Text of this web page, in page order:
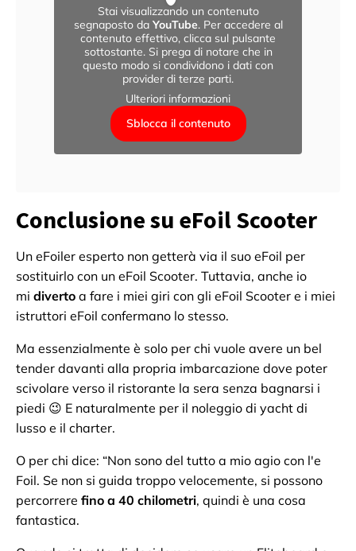
Stai visualizzando un contenuto
segnaposto da YouTube. Per accedere al
contenuto effettivo, clicca sul pulsante
sottostante. Si prega di notare che in
questo modo si condividono i dati con
provider di terze parti.
Ulteriori informazioni
Sblocca il contenuto
Conclusione su eFoil Scooter
Un eFoiler esperto non getterà via il suo eFoil per
sostituirlo con un eFoil Scooter. Tuttavia, anche io
mi diverto a fare i miei giri con gli eFoil Scooter e i miei
istruttori eFoil confermano lo stesso.
Ma essenzialmente è solo per chi vuole avere un bel
tender davanti alla propria imbarcazione dove poter
scivolare verso il ristorante la sera senza bagnarsi i
piedi 😉 E naturalmente per il noleggio di yacht di
lusso e il charter.
O per chi dice: “Non sono del tutto a mio agio con l'e
Foil. Se non si guida troppo velocemente, si possono
percorrere fino a 40 chilometri, quindi è una cosa
fantastica.